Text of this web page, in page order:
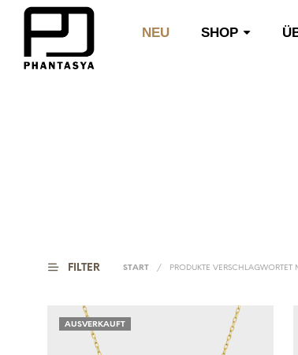
NEU SHOP
FILTER START / PRODUKTE VERSCHLAGWORTET
AUSVERKAUFT